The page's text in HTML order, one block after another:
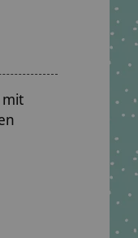
mit